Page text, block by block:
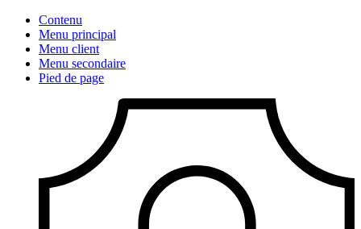
Contenu
Menu principal
Menu client
Menu secondaire
Pied de page